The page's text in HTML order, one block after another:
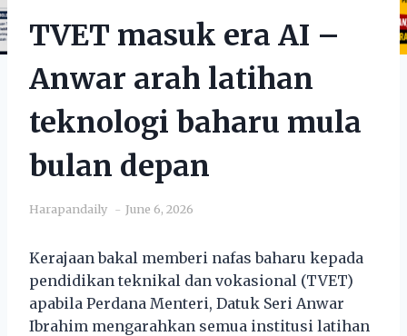
TVET masuk era AI –
Anwar arah latihan
teknologi baharu mula
bulan depan
Harapandaily June 6, 2026
Kerajaan bakal memberi nafas baharu kepada
pendidikan teknikal dan vokasional (TVET)
apabila Perdana Menteri, Datuk Seri Anwar
Ibrahim mengarahkan semua institusi latihan